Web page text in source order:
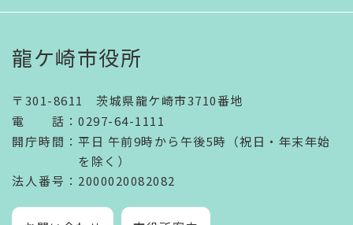
龍ケ崎市役所
〒301-8611 茨城県龍ケ崎市3710番地
電話 ： 0297-64-1111
開庁時間 ： 平日 午前9時から午後5時（祝日・年末年始
を除く）
法人番号 ：2000020082082